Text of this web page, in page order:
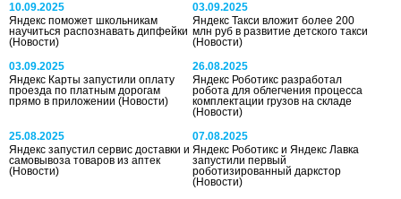
10.09.2025
Яндекс поможет школьникам
научиться распознавать дипфейки
(Новости)
03.09.2025
Яндекс Такси вложит более 200
млн руб в развитие детского такси
(Новости)
03.09.2025
Яндекс Карты запустили оплату
проезда по платным дорогам
прямо в приложении (Новости)
26.08.2025
Яндекс Роботикс разработал
робота для облегчения процесса
комплектации грузов на складе
(Новости)
25.08.2025
Яндекс запустил сервис доставки и
самовывоза товаров из аптек
(Новости)
07.08.2025
Яндекс Роботикс и Яндекс Лавка
запустили первый
роботизированный даркстор
(Новости)